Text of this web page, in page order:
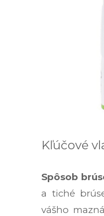
Kľúčové
Spôsob
a tiché
vášho